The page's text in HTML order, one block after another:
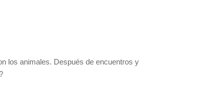
los animales. Después de encuentros y